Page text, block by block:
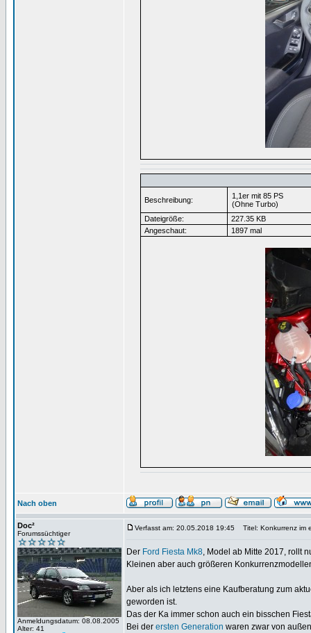
Beschreibung:
1,1er mit 85 PS
(Ohne Turbo)
Dateigröße:
227.35 KB
Angeschaut:
1897 mal
Nach oben
Doc²
Forumssüchtiger
Anmeldungsdatum: 08.08.2005
Alter: 41
Verfasst am: 20.05.2018 19:45 Titel: Konkurrenz im
Der Ford Fiesta Mk8, Model ab Mitte 2017, rollt
Kleinen aber auch größeren
Aber als ich letztens eine Kaufberatung zum
geworden ist.
Das der Ka immer schon auch ein bisschen
Bei der ersten Generation waren zwar von